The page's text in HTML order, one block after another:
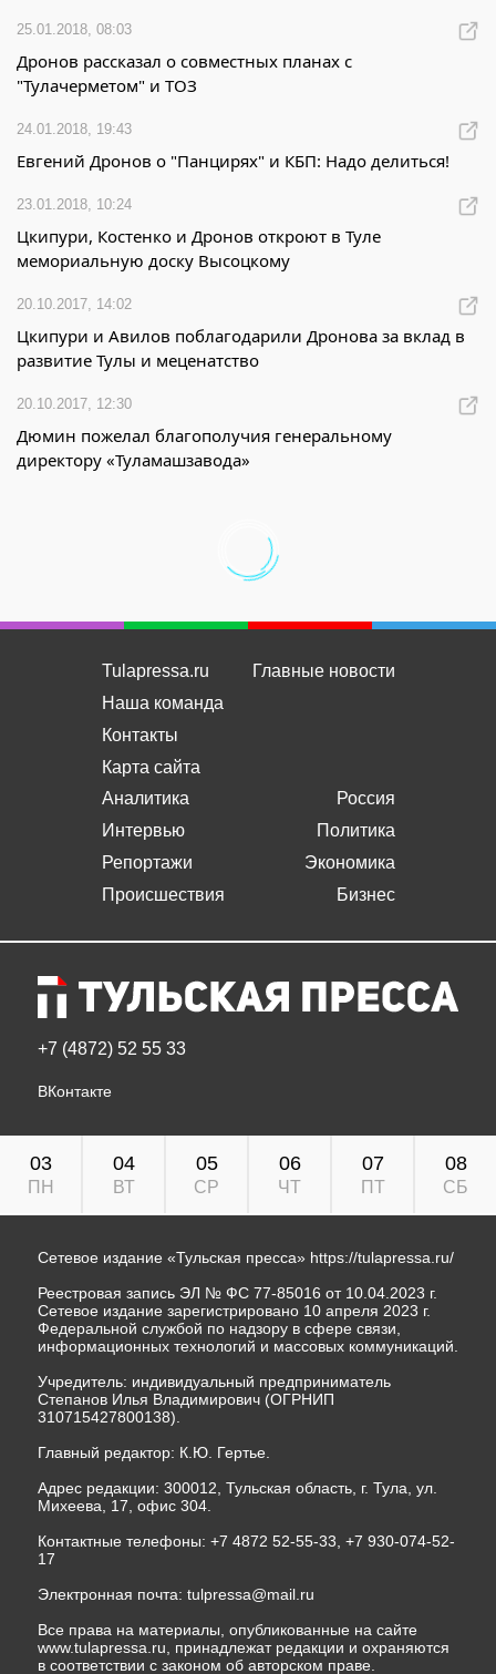
25.01.2018, 08:03
Дронов рассказал о совместных планах с
"Тулачерметом" и ТОЗ
24.01.2018, 19:43
Евгений Дронов о "Панцирях" и КБП: Надо делиться!
23.01.2018, 10:24
Цкипури, Костенко и Дронов откроют в Туле
мемориальную доску Высоцкому
20.10.2017, 14:02
Цкипури и Авилов поблагодарили Дронова за вклад в
развитие Тулы и меценатство
20.10.2017, 12:30
Дюмин пожелал благополучия генеральному
директору «Туламашзавода»
Tulapressa.ru
Наша команда
Контакты
Карта сайта
Главные новости
Аналитика
Интервью
Репортажи
Происшествия
Россия
Политика
Экономика
Бизнес
+7 (4872) 52 55 33
ВКонтакте
03
ПН
04
ВТ
05
СР
06
ЧТ
07
ПТ
08
СБ
Сетевое издание «Тульская пресса» https://tulapressa.ru/
Реестровая запись ЭЛ № ФС 77-85016 от 10.04.2023 г.
Сетевое издание зарегистрировано 10 апреля 2023 г.
Федеральной службой по надзору в сфере связи,
информационных технологий и массовых коммуникаций.
Учредитель: индивидуальный предприниматель
Степанов Илья Владимирович (ОГРНИП
310715427800138).
Главный редактор: К.Ю. Гертье.
Адрес редакции: 300012, Тульская область, г. Тула, ул.
Михеева, 17, офис 304.
Контактные телефоны: +7 4872 52-55-33, +7 930-074-52-
17
Электронная почта: tulpressa@mail.ru
Все права на материалы, опубликованные на сайте
www.tulapressa.ru, принадлежат редакции и охраняются
в соответствии с законом об авторском праве.